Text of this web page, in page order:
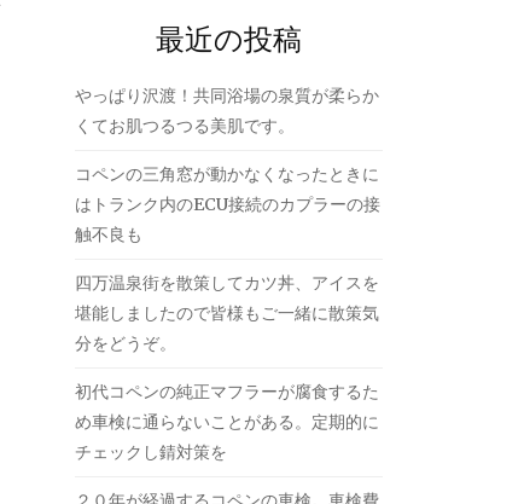
最近の投稿
やっぱり沢渡！共同浴場の泉質が柔らか
くてお肌つるつる美肌です。
コペンの三角窓が動かなくなったときに
はトランク内のECU接続のカプラーの接
触不良も
四万温泉街を散策してカツ丼、アイスを
堪能しましたので皆様もご一緒に散策気
分をどうぞ。
初代コペンの純正マフラーが腐食するた
め車検に通らないことがある。定期的に
チェックし錆対策を